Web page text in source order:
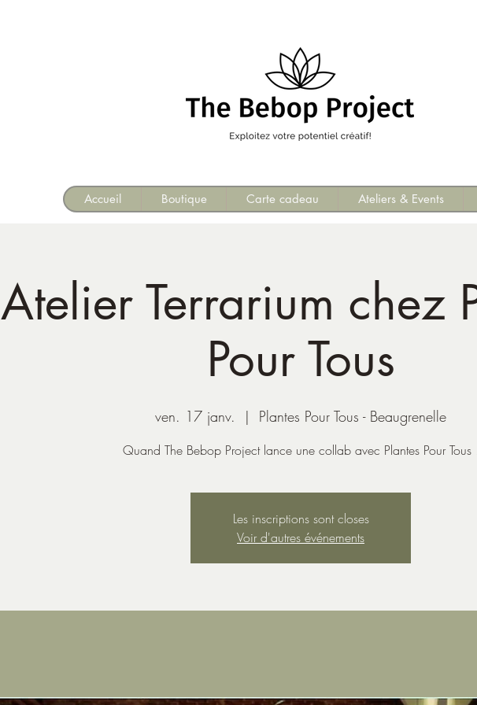
Accueil Boutique Carte cadeau Ateliers & Events
Atelier Terrarium chez
Pour Tous
ven. 17 janv.
  |
Plantes Pour Tous - Beaugrenelle
Quand The Bebop Project lance une collab avec Plantes Pour Tous
Les inscriptions sont closes
Voir d'autres événements